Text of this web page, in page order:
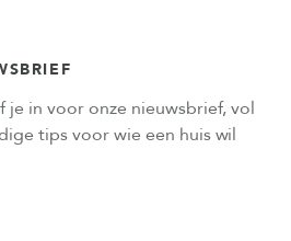
je in voor onze nieuwsbrief, vol
tips voor wie een huis wil